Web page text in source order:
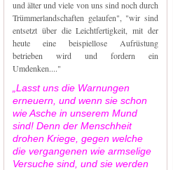
und älter und viele von uns sind noch durch
Trümmerlandschaften gelaufen", "wir sind
entsetzt über die Leichtfertigkeit, mit der
heute eine beispiellose Aufrüstung
betrieben wird und fordern ein
Umdenken...."
„Lasst uns die Warnungen
erneuern, und wenn sie schon
wie Asche in unserem Mund
sind! Denn der Menschheit
drohen Kriege, gegen welche
die vergangenen wie armselige
Versuche sind, und sie werden